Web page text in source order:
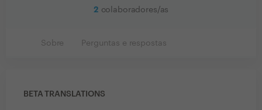
2 colaboradores/as
Sobre Perguntas e respostas
BETA TRANSLATIONS